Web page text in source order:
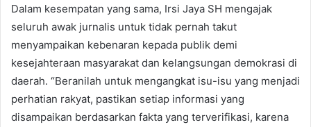
Dalam kesempatan yang sama, Irsi Jaya SH mengajak
seluruh awak jurnalis untuk tidak pernah takut
menyampaikan kebenaran kepada publik demi
kesejahteraan masyarakat dan kelangsungan demokrasi di
daerah. “Beranilah untuk mengangkat isu-isu yang menjadi
perhatian rakyat, pastikan setiap informasi yang
disampaikan berdasarkan fakta yang terverifikasi, karena